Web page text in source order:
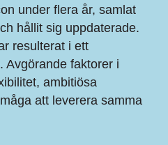
under flera år, samlat
hållit sig uppdaterade.
resulterat i ett
Avgörande faktorer i
ambitiösa
att leverera samma